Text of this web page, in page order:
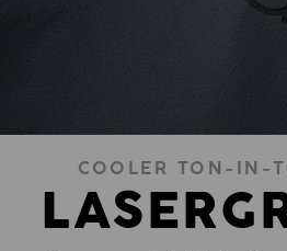
COOLER TON-IN-